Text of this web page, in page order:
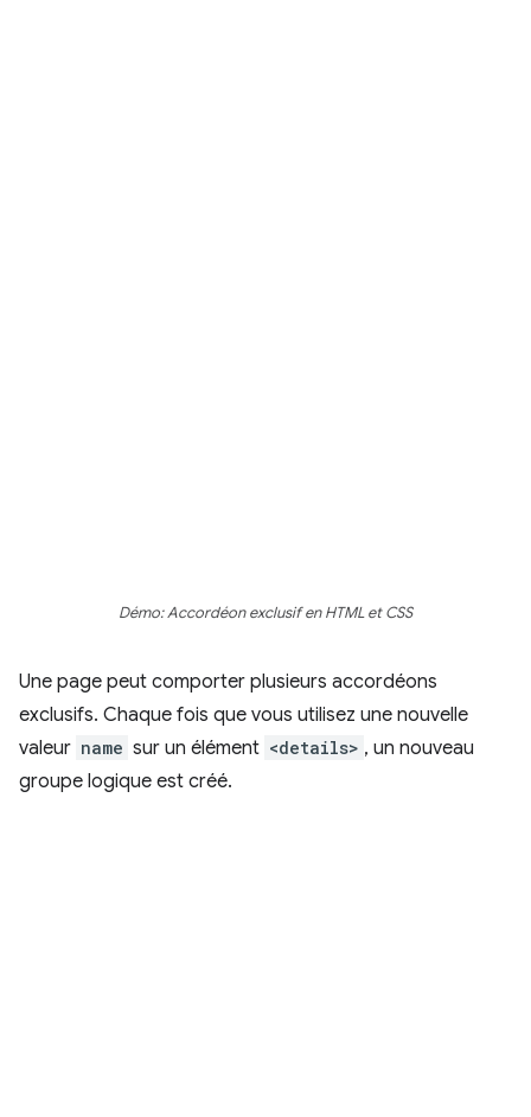
Démo: Accordéon exclusif en HTML et CSS
Une page peut comporter plusieurs accordéons
exclusifs. Chaque fois que vous utilisez une nouvelle
valeur name sur un élément <details> , un nouveau
groupe logique est créé.